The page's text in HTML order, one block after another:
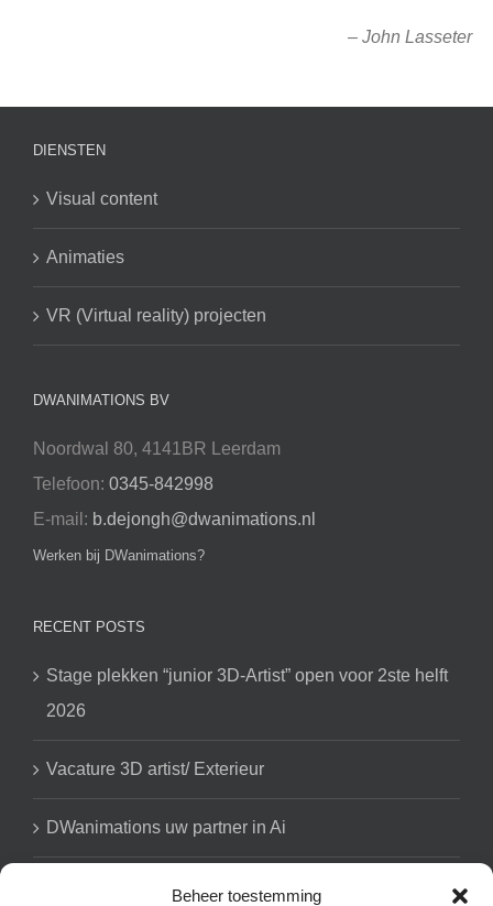
Beheer toestemming
– John Lasseter
DIENSTEN
Visual content
Animaties
VR (Virtual reality) projecten
DWANIMATIONS BV
Noordwal 80, 4141BR Leerdam
Telefoon: 0345-842998
E-mail: b.dejongh@dwanimations.nl
Werken bij DWanimations?
RECENT POSTS
Stage plekken “junior 3D-Artist” open voor 2ste helft
2026
Vacature 3D artist/ Exterieur
DWanimations uw partner in Ai